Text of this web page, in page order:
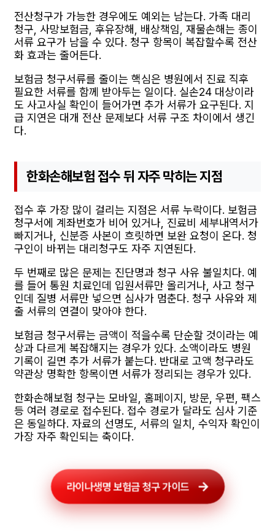
전산청구가 가능한 경우에도 예외는 남는다. 가족 대리
청구, 사망보험금, 후유장해, 배상책임, 재물손해는 종이
서류 요구가 남을 수 있다. 청구 항목이 복잡할수록 전산
화 효과는 줄어든다.
보험금 청구서류를 줄이는 핵심은 병원에서 진료 직후
필요한 서류를 함께 받아두는 일이다. 실손24 대상이라
도 사고사실 확인이 들어가면 추가 서류가 요구된다. 지
급 지연은 대개 전산 문제보다 서류 구조 차이에서 생긴
다.
한화손해보험 접수 뒤 자주 막히는 지점
접수 후 가장 많이 걸리는 지점은 서류 누락이다. 보험금
청구서에 계좌번호가 비어 있거나, 진료비 세부내역서가
빠지거나, 신분증 사본이 흐릿하면 보완 요청이 온다. 청
구인이 바뀌는 대리청구도 자주 지연된다.
두 번째로 많은 문제는 진단명과 청구 사유 불일치다. 예
를 들어 통원 치료인데 입원서류만 올리거나, 사고 청구
인데 질병 서류만 넣으면 심사가 멈춘다. 청구 사유와 제
출 서류의 연결이 맞아야 한다.
보험금 청구서류는 금액이 적을수록 단순할 것이라는 예
상과 다르게 복잡해지는 경우가 있다. 소액이라도 병원
기록이 길면 추가 서류가 붙는다. 반대로 고액 청구라도
약관상 명확한 항목이면 서류가 정리되는 경우가 있다.
한화손해보험 청구는 모바일, 홈페이지, 방문, 우편, 팩스
등 여러 경로로 접수된다. 접수 경로가 달라도 심사 기준
은 동일하다. 자료의 선명도, 서류의 일치, 수익자 확인이
가장 자주 확인되는 축이다.
라이나생명 보험금 청구 가이드